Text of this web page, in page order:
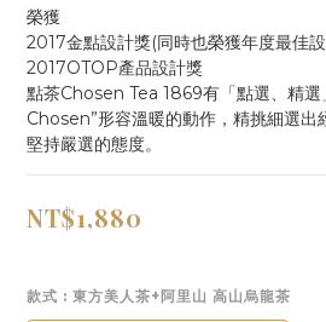
榮獲
2017金點設計獎(同時也榮獲年度最佳
2017OTOP產品設計獎
點茶Chosen Tea 1869有「點選、精選
Chosen”形容溫暖的動作，精挑細選出
堅持嚴選的態度。
NT$1,880
款式 : 東方美人茶+阿里山 高山烏龍茶